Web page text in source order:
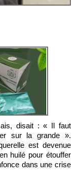
sur la grande ».
est devenue
huilé pour étouffer
dans une crise